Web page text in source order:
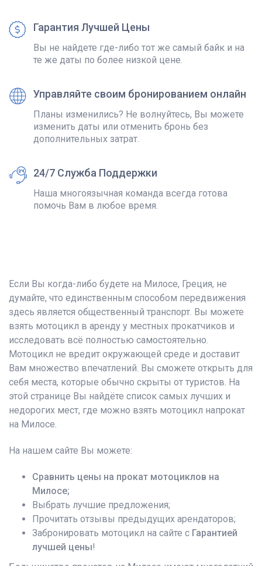
Гарантия Лучшей Цены
Вы не найдете где-либо тот же самый байк и на
те же даты по более низкой цене.
Управляйте своим бронированием онлайн
Планы изменились? Не волнуйтесь, Вы можете
изменить даты или отменить бронь без
дополнительных затрат.
24/7 Служба Поддержки
Наша многоязычная команда всегда готова
помочь Вам в любое время.
Если Вы когда-либо будете на Милосе, Греция, не
думайте, что единственным способом передвижения
здесь является общественный транспорт. Вы можете
взять мотоцикл в аренду у местных прокатчиков и
исследовать всё полностью самостоятельно.
Мотоцикл не вредит окружающей среде и доставит
Вам множество впечатлений. Вы сможете открыть для
себя места, которые обычно скрыты от туристов. На
этой странице Вы найдёте список самых лучших и
недорогих мест, где можно взять мотоцикл напрокат
на Милосе.
На нашем сайте Вы можете:
Сравнить цены на прокат мотоциклов на
Милосе;
Выбрать лучшие предложения;
Прочитать отзывы предыдущих арендаторов;
Забронировать мотоцикл на сайте с Гарантией
лучшей цены!